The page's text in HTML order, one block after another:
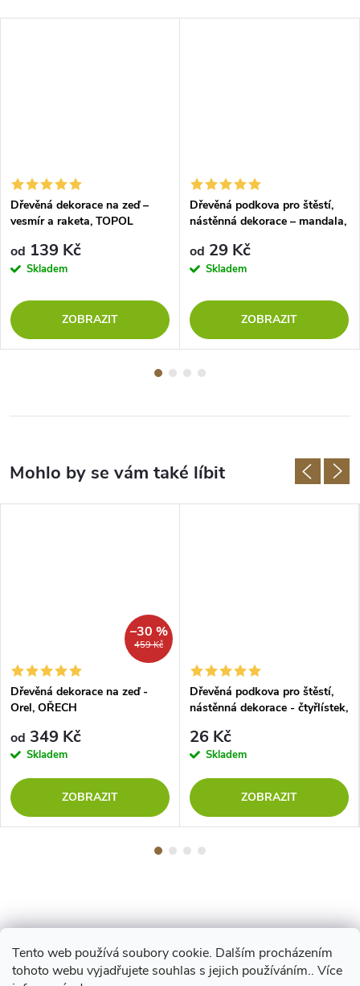
Tento web používá soubory cookie. Dalším procházením
tohoto webu vyjadřujete souhlas s jejich používáním.. Více
Dřevěná dekorace na zeď –
vesmír a raketa, TOPOL
od 139 Kč
Skladem
ZOBRAZIT
Dřevěná podkova pro štěstí,
nástěnná dekorace – mandala,
od 29 Kč
Skladem
ZOBRAZIT
459 Kč
–30 %
Dřevěná dekorace na zeď -
Orel, OŘECH
od 349 Kč
Skladem
ZOBRAZIT
Dřevěná podkova pro štěstí,
nástěnná dekorace - čtyřlístek,
26 Kč
Skladem
ZOBRAZIT
Z